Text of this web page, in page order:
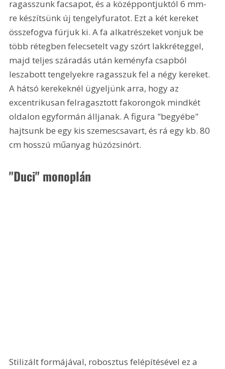
ragasszunk facsapot, és a középpontjuktól 6 mm-
re készítsünk új tengelyfuratot. Ezt a két kereket
összefogva fúrjuk ki. A fa alkatrészeket vonjuk be
több rétegben felecsetelt vagy szórt lakkréteggel,
majd teljes száradás után keményfa csapból
leszabott tengelyekre ragasszuk fel a négy kereket.
A hátsó kerekeknél ügyeljünk arra, hogy az
excentrikusan felragasztott fakorongok mindkét
oldalon egyformán álljanak. A figura "begyébe"
hajtsunk be egy kis szemescsavart, és rá egy kb. 80
cm hosszú műanyag húzózsinórt.
"Duci" monoplán
Stilizált formájával, robosztus felépítésével ez a